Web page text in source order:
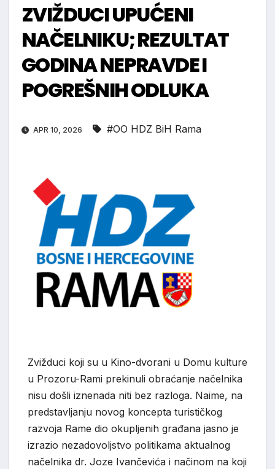
ZVIŽDUCI UPUĆENI
NAČELNIKU; REZULTAT
GODINA NEPRAVDE I
POGREŠNIH ODLUKA
APR 10, 2026 #OO HDZ BiH Rama
Zvižduci koji su u Kino-dvorani u Domu kulture
u Prozoru-Rami prekinuli obraćanje načelnika
nisu došli iznenada niti bez razloga. Naime, na
predstavljanju novog koncepta turističkog
razvoja Rame dio okupljenih građana jasno je
izrazio nezadovoljstvo politikama aktualnog
načelnika dr. Joze Ivančevića i načinom na koji